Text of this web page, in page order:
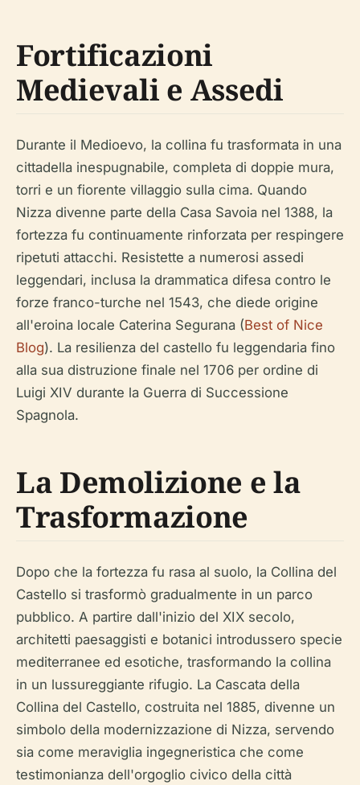
Fortificazioni
Medievali e Assedi
Durante il Medioevo, la collina fu trasformata in una
cittadella inespugnabile, completa di doppie mura,
torri e un fiorente villaggio sulla cima. Quando
Nizza divenne parte della Casa Savoia nel 1388, la
fortezza fu continuamente rinforzata per respingere
ripetuti attacchi. Resistette a numerosi assedi
leggendari, inclusa la drammatica difesa contro le
forze franco-turche nel 1543, che diede origine
all'eroina locale Caterina Segurana (Best of Nice
Blog). La resilienza del castello fu leggendaria fino
alla sua distruzione finale nel 1706 per ordine di
Luigi XIV durante la Guerra di Successione
Spagnola.
La Demolizione e la
Trasformazione
Dopo che la fortezza fu rasa al suolo, la Collina del
Castello si trasformò gradualmente in un parco
pubblico. A partire dall'inizio del XIX secolo,
architetti paesaggisti e botanici introdussero specie
mediterranee ed esotiche, trasformando la collina
in un lussureggiante rifugio. La Cascata della
Collina del Castello, costruita nel 1885, divenne un
simbolo della modernizzazione di Nizza, servendo
sia come meraviglia ingegneristica che come
testimonianza dell'orgoglio civico della città